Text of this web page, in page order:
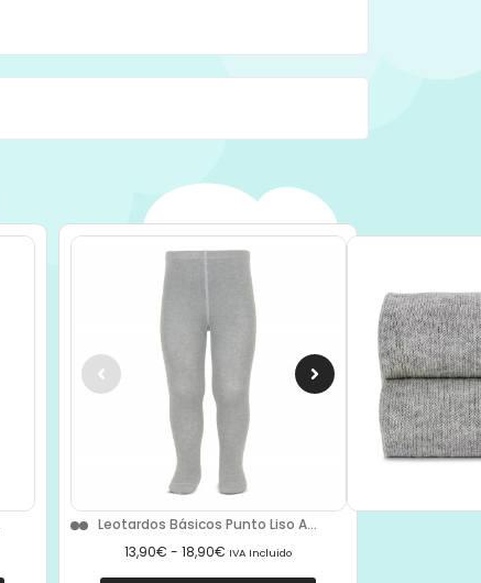
Leotardos Básicos Punto Liso A...
13,90€ - 18,90€ IVA Incluido